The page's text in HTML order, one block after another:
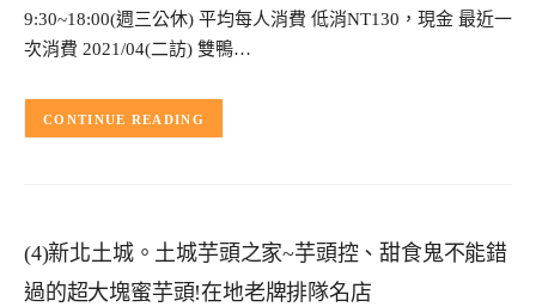
9:30~18:00(週三公休) 平均每人消費 低消NT130，現金 最近一
次消費 2021/04(二訪) 雙鴨…
CONTINUE READING
(4)新北土城。土城芋頭之家~芋頭控、甜食鬼不能錯
過的超大塊蜜芋頭!在地老牌排隊名店